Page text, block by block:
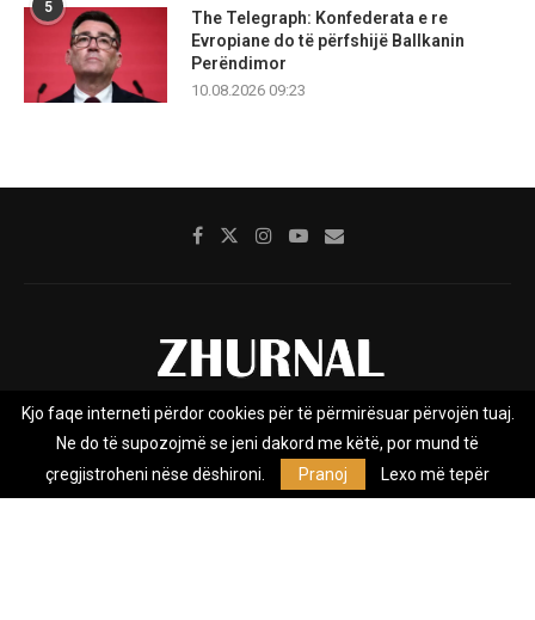
5
The Telegraph: Konfederata e re
Evropiane do të përfshijë Ballkanin
Perëndimor
10.08.2026 09:23
Rreth nesh Impresumi Marketing
Privacy Policy
Zhurnal.mk është Agjenci e Lajmeve e pavarur, e themeluar në vitin
Kjo faqe interneti përdor cookies për të përmirësuar përvojën tuaj.
Ne do të supozojmë se jeni dakord me këtë, por mund të
çregjistroheni nëse dëshironi.
Pranoj Lexo më tepër